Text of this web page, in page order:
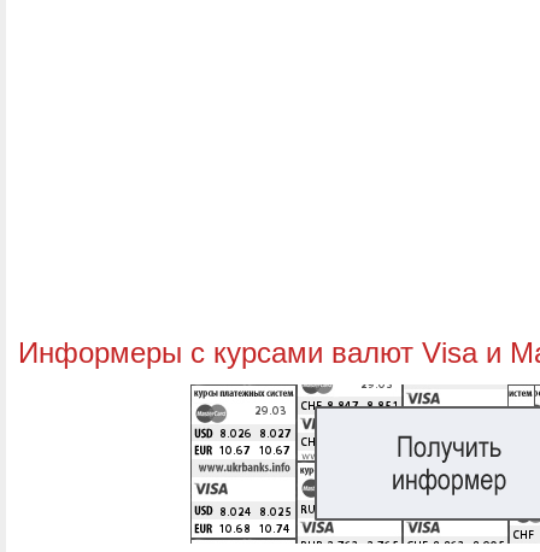
Информеры с курсами валют Visa и